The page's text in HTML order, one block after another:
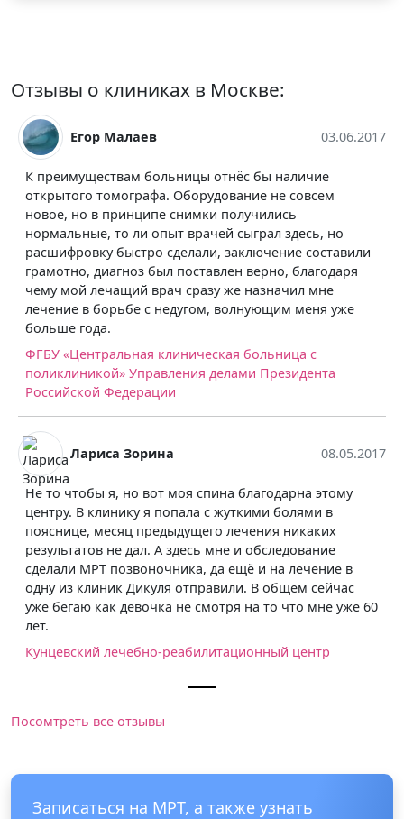
Отзывы о клиниках в Москве:
Егор Малаев 03.06.2017
К преимуществам больницы отнёс бы наличие
открытого томографа. Оборудование не совсем
новое, но в принципе снимки получились
нормальные, то ли опыт врачей сыграл здесь, но
расшифровку быстро сделали, заключение составили
грамотно, диагноз был поставлен верно, благодаря
чему мой лечащий врач сразу же назначил мне
лечение в борьбе с недугом, волнующим меня уже
больше года.
ФГБУ «Центральная клиническая больница с
поликлиникой» Управления делами Президента
Российской Федерации
Лариса Зорина 08.05.2017
Не то чтобы я, но вот моя спина благодарна этому
центру. В клинику я попала с жуткими болями в
пояснице, месяц предыдущего лечения никаких
результатов не дал. А здесь мне и обследование
сделали МРТ позвоночника, да ещё и на лечение в
одну из клиник Дикуля отправили. В общем сейчас
уже бегаю как девочка не смотря на то что мне уже 60
лет.
Кунцевский лечебно-реабилитационный центр
Посомтреть все отзывы
Записаться на МРТ, а также узнать